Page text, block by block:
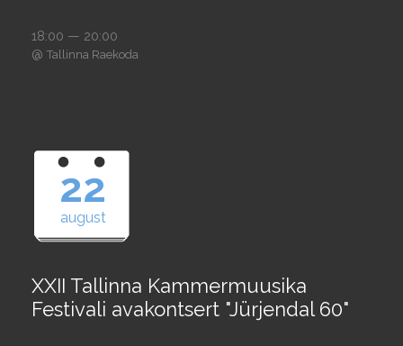
18:00 — 20:00
@ Tallinna Raekoda
22
august
XXII Tallinna Kammermuusika
Festivali avakontsert "Jürjendal 60"